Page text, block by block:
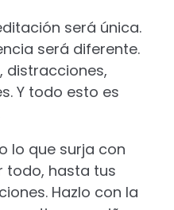
será única.
será diferente.
distracciones,
Y todo esto es
lo que surja con
todo, hasta tus
Hazlo con la